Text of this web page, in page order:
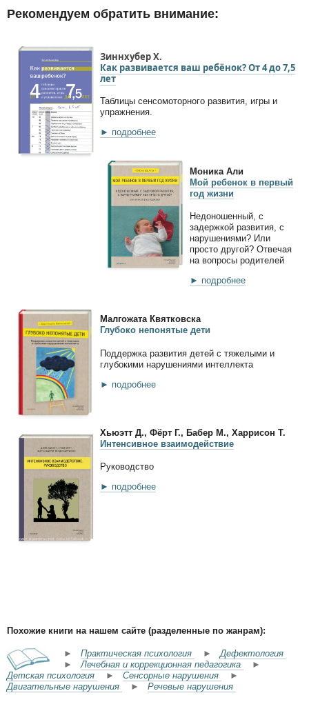
Рекомендуем обратить внимание:
Зиннхубер Х.
Как развивается ваш ребёнок? От 4 до 7,5
лет
Таблицы сенсомоторного развития, игры и
упражнения.
► подробнее
Моника Али
Мой ребенок в первый
год жизни
Недоношенный, с
задержкой развития, с
нарушениями? Или
просто другой? Отвечая
на вопросы родителей
► подробнее
Малгожата Квятковска
Глубоко непонятые дети
Поддержка развития детей с тяжелыми и
глубокими нарушениями интеллекта
► подробнее
Хьюэтт Д., Фёрт Г., Бабер М., Харрисон Т.
Интенсивное взаимодействие
Руководство
► подробнее
Похожие книги на нашем сайте (разделенные по жанрам):
► Практическая психология ►Дефектология
►Лечебная и коррекционная педагогика
►
Детская психология
► Сенсорные нарушения
►
Двигательные нарушения
► Речевые нарушения